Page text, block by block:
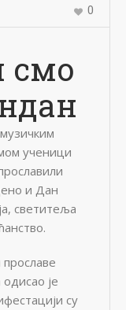
0
смо
учeници
и Дан
свeтитeља
јe
су